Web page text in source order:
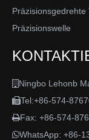
Präzisionsgedrehte
Präzisionswelle
 Ningbo Lehonb
Tel:+86-574-
Fax: +86-574-
WhatsApp: +86-